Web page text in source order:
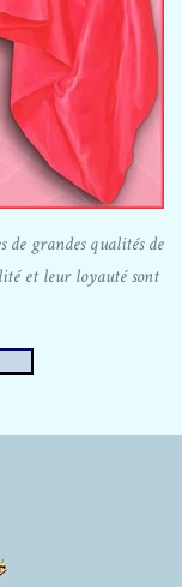
de grandes qualités de
et leur loyauté sont